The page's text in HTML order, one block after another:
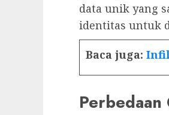
data unik yang
identitas untuk
Baca juga:
Perbedaan